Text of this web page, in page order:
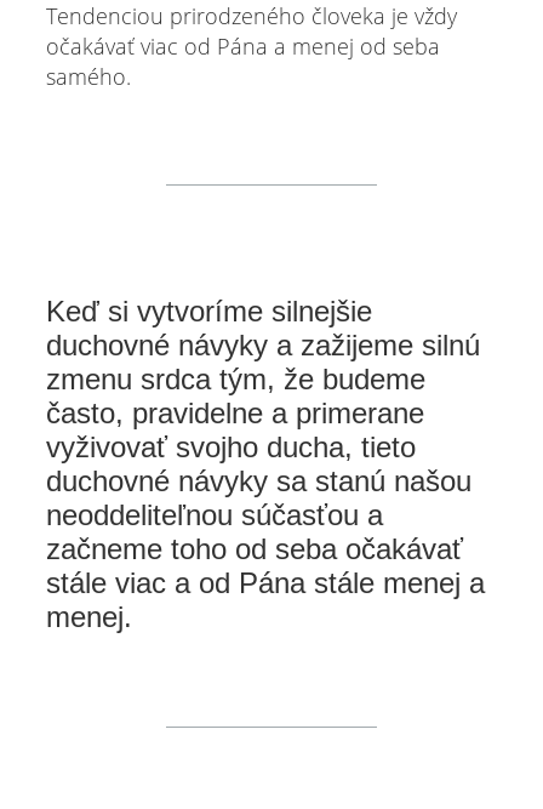
Tendenciou prirodzeného človeka je vždy
očakávať viac od Pána a menej od seba
samého.
Keď si vytvoríme silnejšie
duchovné návyky a zažijeme silnú
zmenu srdca tým, že budeme
často, pravidelne a primerane
vyživovať svojho ducha, tieto
duchovné návyky sa stanú našou
neoddeliteľnou súčasťou a
začneme toho od seba očakávať
stále viac a od Pána stále menej a
menej.